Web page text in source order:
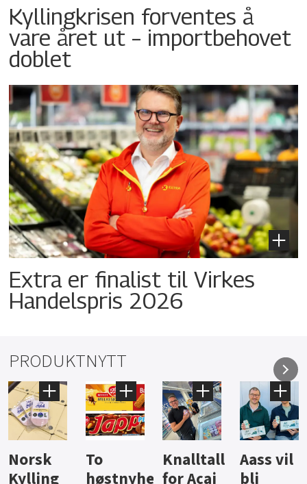
Kyllingkrisen forventes å
vare året ut – importbehovet
doblet
Extra er finalist til Virkes
Handelspris 2026
PRODUKTNYTT
Knalltall
for Açai
Aass vil
bli
Brus og
jus fra
Hard
iste fra